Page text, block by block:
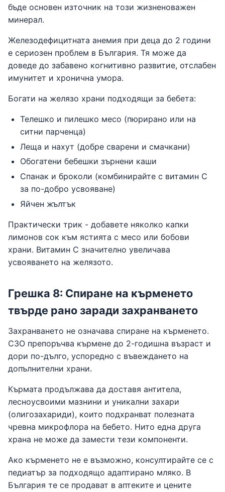
бъде основен източник на този жизненоважен
минерал.
Железодефицитната анемия при деца до 2 години
е сериозен проблем в България. Тя може да
доведе до забавено когнитивно развитие, отслабен
имунитет и хронична умора.
Богати на желязо храни подходящи за бебета:
Телешко и пилешко месо (пюрирано или на
ситни парченца)
Леща и нахут (добре сварени и смачкани)
Обогатени бебешки зърнени каши
Спанак и броколи (комбинирайте с витамин С
за по-добро усвояване)
Яйчен жълтък
Практически трик - добавете няколко капки
лимонов сок към ястията с месо или бобови
храни. Витамин С значително увеличава
усвояването на желязото.
Грешка 8: Спиране на кърменето
твърде рано заради захранването
Захранването не означава спиране на кърменето.
СЗО препоръчва кърмене до 2-годишна възраст и
дори по-дълго, успоредно с въвеждането на
допълнителни храни.
Кърмата продължава да доставя антитела,
лесноусвоими мазнини и уникални захари
(олигозахариди), които подхранват полезната
чревна микрофлора на бебето. Нито една друга
храна не може да замести тези компоненти.
Ако кърменето не е възможно, консултирайте се с
педиатър за подходящо адаптирано мляко. В
България те се продават в аптеките и цените